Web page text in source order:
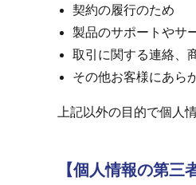
契約の履行のため
製品のサポートやサ
取引に関する連絡、
その他お客様にあら
上記以外の目的で個人
【個人情報の第三